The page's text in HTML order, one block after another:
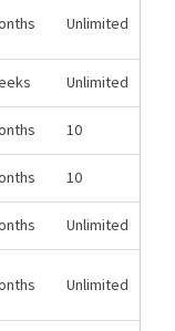
Unlimited
Unlimited
10
10
Unlimited
Unlimited